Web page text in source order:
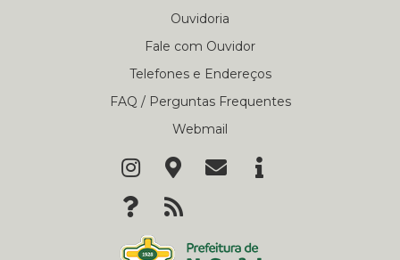
Ouvidoria
Fale com Ouvidor
Telefones e Endereços
FAQ / Perguntas Frequentes
Webmail